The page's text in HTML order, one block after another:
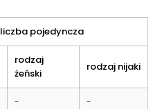
liczba pojedyncza
rodzaj
żeński
rodzaj nijaki
- -